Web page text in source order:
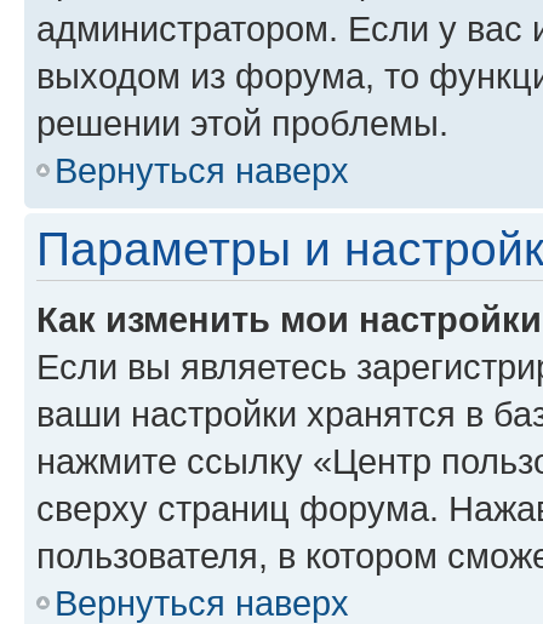
администратором. Если у
выходом из форума, то
решении этой проблемы.
Вернуться наверх
Параметры и
Как изменить мои
Если вы являетесь
ваши настройки хранятся в
нажмите ссылку «Центр
сверху страниц форума.
пользователя, в котором
Вернуться наверх